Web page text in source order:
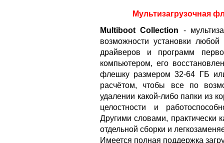
Мультизагрузочная
Multiboot Collection -
возможности установки
драйверов и программ
компьютером, его
флешку размером 32-64 ГБ
расчётом, чтобы все по
удалении какой-либо папки из
целостности и
Другими словами, практически
отдельной сборки и
Имеется полная поддержка